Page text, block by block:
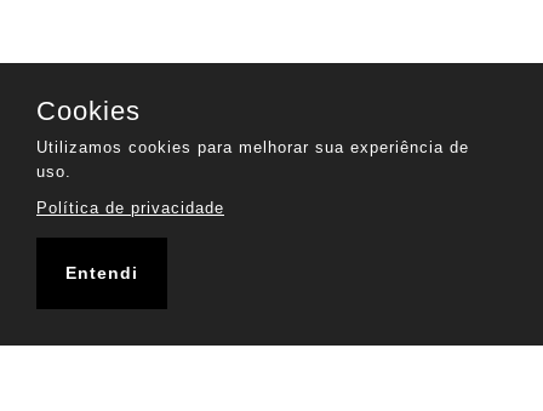
Cookies
Utilizamos cookies para melhorar sua experiência de
uso.
Política de privacidade
Entendi